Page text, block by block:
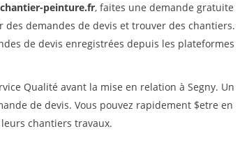
peinture.fr, faites une demande gratuite
demandes de devis et trouver des chantiers.
de devis enregistrées depuis les plateformes
Qualité avant la mise en relation à Segny. Un
de devis. Vous pouvez rapidement $etre en
chantiers travaux.